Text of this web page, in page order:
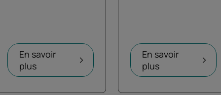
En savoir
plus
En savoir
plus